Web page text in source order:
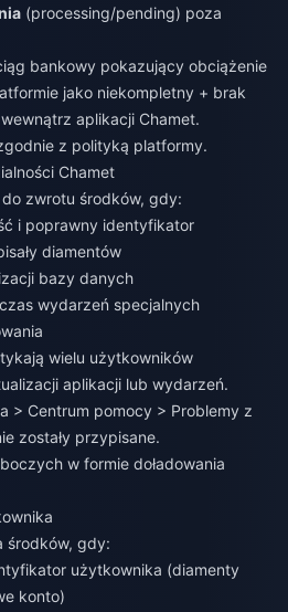
(processing/pending) poza
bankowy pokazujący obciążenie
jako niekompletny + brak
aplikacji Chamet.
z polityką platformy.
Chamet
zwrotu środków, gdy:
i poprawny identyfikator
diamentów
bazy danych
wydarzeń specjalnych
wielu użytkowników
aplikacji lub wydarzeń.
> Centrum pomocy > Problemy z
zostały przypisane.
w formie doładowania
środków, gdy:
użytkownika (diamenty
konto)